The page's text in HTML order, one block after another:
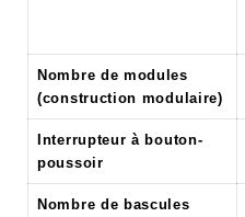
Nombre de modules
(construction modulaire)
Interrupteur à bouton-
poussoir
Nombre de bascules